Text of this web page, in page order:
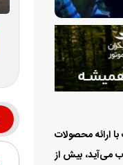
ایران شناخته می‌شود که از سال 1399 به بعد توانست با ارائه محصولات
می‌آید، بیش از
شرایط جدید چانگان Uni-T آرینا
شد